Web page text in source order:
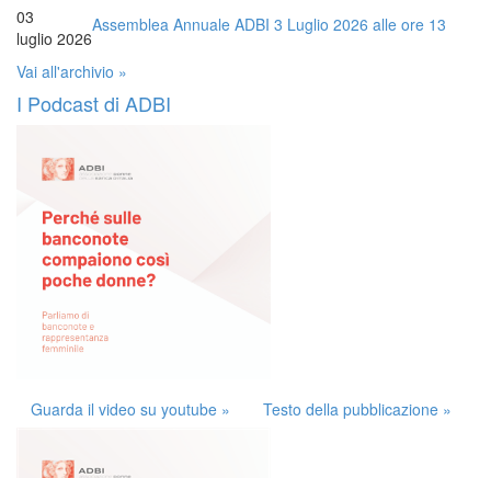
03
luglio 2026
Assemblea Annuale ADBI 3 Luglio 2026 alle ore 13
Vai all'archivio »
I Podcast di ADBI
Guarda il video su youtube » Testo della pubblicazione »